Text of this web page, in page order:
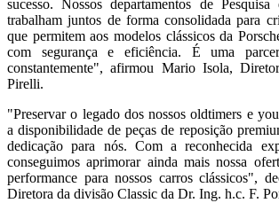
sucesso. Nossos departamentos de
trabalham juntos de forma consolidada para
que permitem aos modelos clássicos da
com segurança e eficiência. É uma
constantemente", afirmou Mario Isola,
Pirelli.
"Preservar o legado dos nossos oldtimers e
a disponibilidade de peças de reposição
dedicação para nós. Com a reconhecida
conseguimos aprimorar ainda mais nossa
performance para nossos carros clássicos",
Diretora da divisão Classic da Dr. Ing. h.c. F.